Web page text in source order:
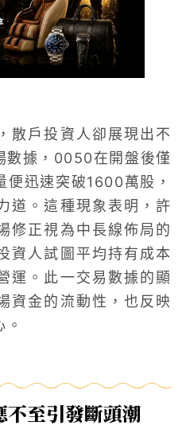
散戶投資人卻展現出不
數據，0050在開盤後僅
便迅速突破1600萬股，
道。這種現象表明，許
修正視為中長線佈局的
資人試圖平均持有成本
運。此一交易數據的顯
資金的流動性，也反映
不至引發斷頭潮